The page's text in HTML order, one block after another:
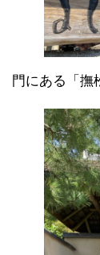
門にある「撫